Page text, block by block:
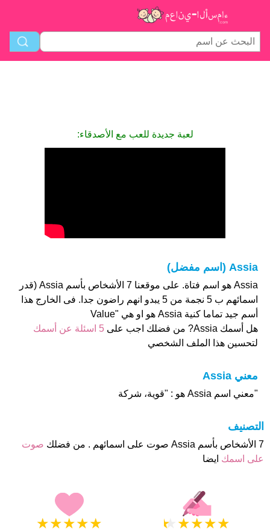
لعبة جديدة للعب مع الأصدقاء:
Assia (اسم مفضل)
Assia هو اسم فتاة. على موقعنا 7 الأشخاص بأسم Assia (قدر
اسمائهم ب 5 نجمة من 5 يبدو انهم راضون جدا. فى الخارج هذا
أسم جيد تماما كنية Assia هو او هي "Value
هل أسمك Assia? من فضلك اجب على
5 اسئلة عن أسمك
لتحسين هذا الملف الشخصي
معني Assia
"معني اسم Assia هو : "قوية، شركة
التصنيف
7 الأشخاص بأسم Assia صوت على اسمائهم . من فضلك
صوت
على اسمك ايضا
★
★
★
★
★ ★
★
★
★
★